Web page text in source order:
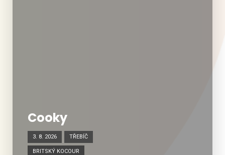
Cooky
3. 8. 2026 TŘEBÍČ
BRITSKÝ KOCOUR